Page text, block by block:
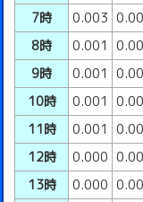
7時
0.003
8時
0.001
9時
0.001
10時
0.001
11時
0.001
12時
0.000
13時
0.000